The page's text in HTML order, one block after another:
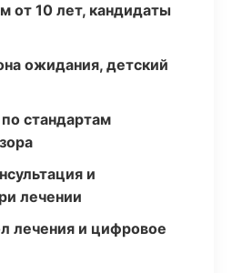
от 10 лет, кандидаты
ожидания, детский
стандартам
и
лечении
лечения и цифровое